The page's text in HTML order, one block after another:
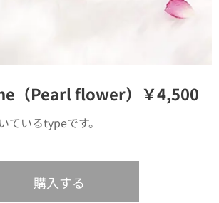
（Pearl flower）￥4,500
ているtypeです。
購入する